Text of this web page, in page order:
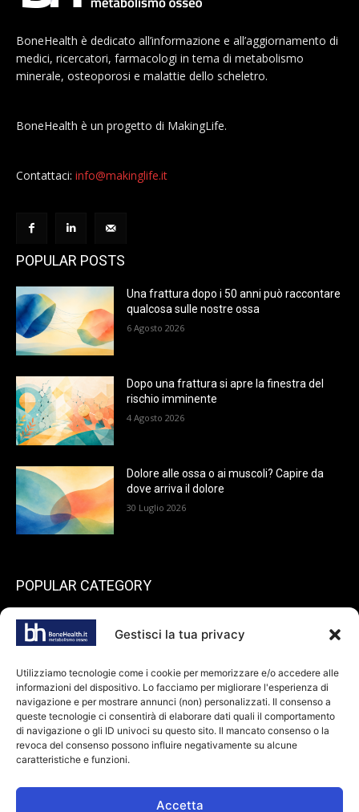
Gestisci la tua privacy
Utilizziamo tecnologie come i cookie per memorizzare e/o accedere alle
informazioni del dispositivo. Lo facciamo per migliorare l'esperienza di
navigazione e per mostrare annunci (non) personalizzati. Il consenso a
queste tecnologie ci consentirà di elaborare dati quali il comportamento
di navigazione o gli ID univoci su questo sito. Il mancato consenso o la
revoca del consenso possono influire negativamente su alcune
caratteristiche e funzioni.
Accetta
BoneHealth è dedicato all’informazione e all’aggiornamento di
medici, ricercatori, farmacologi in tema di metabolismo
minerale, osteoporosi e malattie dello scheletro.
BoneHealth è un progetto di MakingLife.
Contattaci: info@makinglife.it
POPULAR POSTS
Una frattura dopo i 50 anni può raccontare
qualcosa sulle nostre ossa
6 Agosto 2026
Dopo una frattura si apre la finestra del
rischio imminente
4 Agosto 2026
Dolore alle ossa o ai muscoli? Capire da
dove arriva il dolore
30 Luglio 2026
POPULAR CATEGORY
endocrinologia
Spazio pazienti
73
reumatologia
45
ortopedia
40
odontoiatria
36
Farmaci
34
dietologia
oncologia
24